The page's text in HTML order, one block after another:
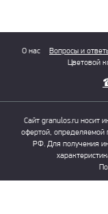
О нас Вопросы и
Цветовой
Сайт granulos.ru носит
офертой, определяемой
РФ. Для получения